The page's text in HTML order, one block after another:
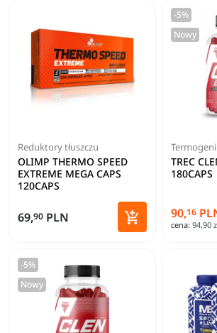
Reduktory tłuszczu
OLIMP THERMO SPEED
EXTREME MEGA CAPS
120CAPS
69,90 PLN 
Dodaj do koszyka
-5%
Nowy
TREC
180CAPS
90,16
cena: 94,90
-5%
Nowy